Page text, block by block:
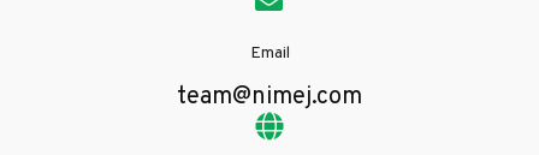
Email
team@nimej.com